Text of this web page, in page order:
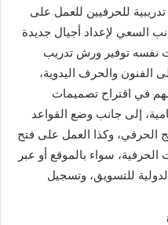
للحرفيين للعمل على
السعي لإعداد أجيال جديدة
نفسه توفير ورش تدريب
الفنون والحرف اليدوية،
في اقتراح تصميمات
إلى جانب وضع القواعد
الحرفي، وكذا العمل على فتح
سواء بالموقع أو عبر
للتسويق، وتسجيل